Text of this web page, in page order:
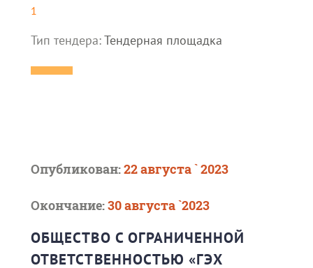
1
Тип тендера:Тендерная площадка
Опубликован:22 августа ` 2023
Окончание:30 августа `2023
ОБЩЕСТВО С ОГРАНИЧЕННОЙ
ОТВЕТСТВЕННОСТЬЮ «ГЭХ